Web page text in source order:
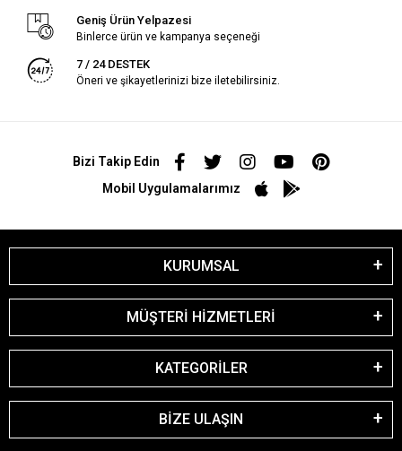
Geniş Ürün Yelpazesi
Binlerce ürün ve kampanya seçeneği
7 / 24 DESTEK
Öneri ve şikayetlerinizi bize iletebilirsiniz.
Bizi Takip Edin
Mobil Uygulamalarımız
KURUMSAL
MÜŞTERİ HİZMETLERİ
KATEGORİLER
BİZE ULAŞIN